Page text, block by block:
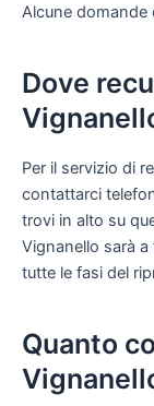
Alcune
Dove
Per il servizio di
contattarci
trovi in alto su
Vignanello sarà
tutte le fasi del
Quanto